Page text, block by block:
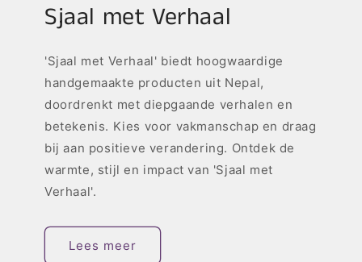
Sjaal met Verhaal
'Sjaal met Verhaal' biedt hoogwaardige
handgemaakte producten uit Nepal,
doordrenkt met diepgaande verhalen en
betekenis. Kies voor vakmanschap en draag
bij aan positieve verandering. Ontdek de
warmte, stijl en impact van 'Sjaal met
Verhaal'.
Lees meer